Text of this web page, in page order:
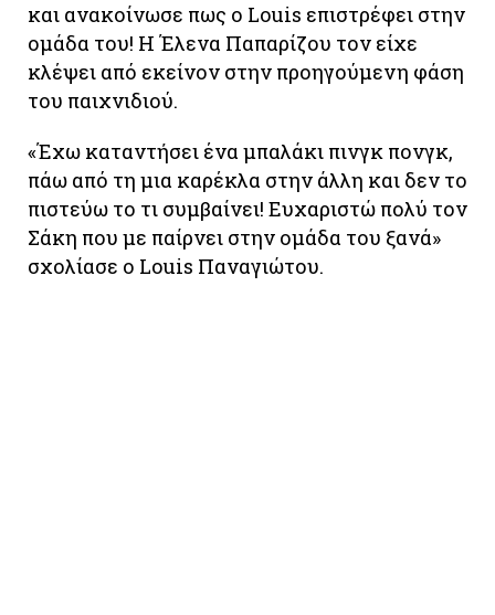
και ανακοίνωσε πως ο Louis επιστρέφει στην
ομάδα του! Η Έλενα Παπαρίζου τον είχε
κλέψει από εκείνον στην προηγούμενη φάση
του παιχνιδιού.
«Έχω καταντήσει ένα μπαλάκι πινγκ πονγκ,
πάω από τη μια καρέκλα στην άλλη και δεν το
πιστεύω το τι συμβαίνει! Ευχαριστώ πολύ τον
Σάκη που με παίρνει στην ομάδα του ξανά»
σχολίασε ο Louis Παναγιώτου.